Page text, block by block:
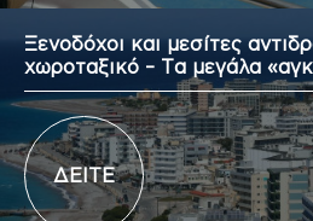
Ξενοδόχοι και μεσίτες
χωροταξικό – Τα μεγάλα
ΔΕΙΤΕ